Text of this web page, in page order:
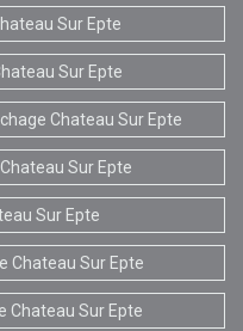
Sur Epte
Sur Epte
Chateau Sur Epte
Sur Epte
Sur Epte
Chateau Sur Epte
Chateau Sur Epte